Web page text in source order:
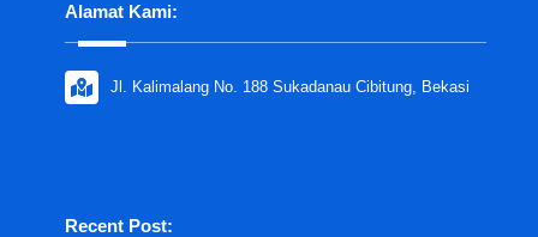
Alamat Kami:
Jl. Kalimalang No. 188 Sukadanau Cibitung, Bekasi
Recent Post: